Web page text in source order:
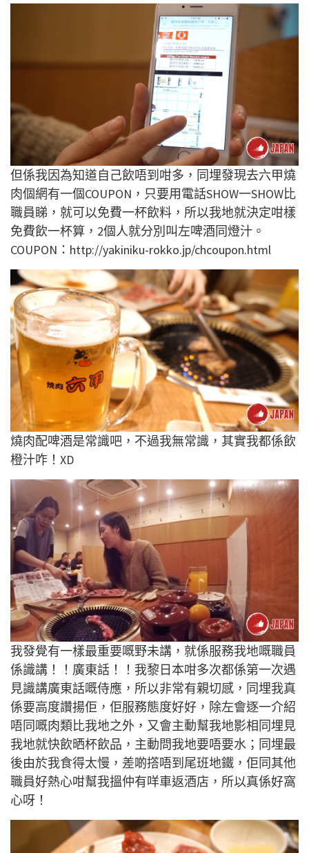
但係我因為知道自己飲唔到咁多，同埋發現去六甲燒
肉個網有一個COUPON，只要用電話SHOW一SHOW比
職員睇，就可以免費一杯飲料，所以我地就決定咁樣
免費飲一杯算，2個人就分別叫左啤酒同燈汁。
COUPON：http://yakiniku-rokko.jp/chcoupon.html
燒肉配啤酒是常識吧，不過我無常識，其實我都係飲
橙汁咋！XD
我發覺有一樣最重要嘅野未講，就係服務我地嘅職員
係識講！！廣東話！！我黎日本咁多次都係第一次遇
見識講廣東話嘅侍應，所以非常有親切感，同埋我真
係要高度讚揚佢，佢服務態度好好，除左會逐一介紹
唔同嘅肉類比我地之外，又會主動幫我地影相同埋見
我地就快飲晒杯飲品，主動問我地要唔要水；同埋最
後由於我食得太慢，差啲撘唔到尾班地鐵，佢同其他
職員好熱心咁幫我搵仲有咩車返酒店，所以真係好窩
心呀！